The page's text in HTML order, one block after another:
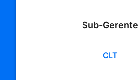
Sub-Gerente
CLT